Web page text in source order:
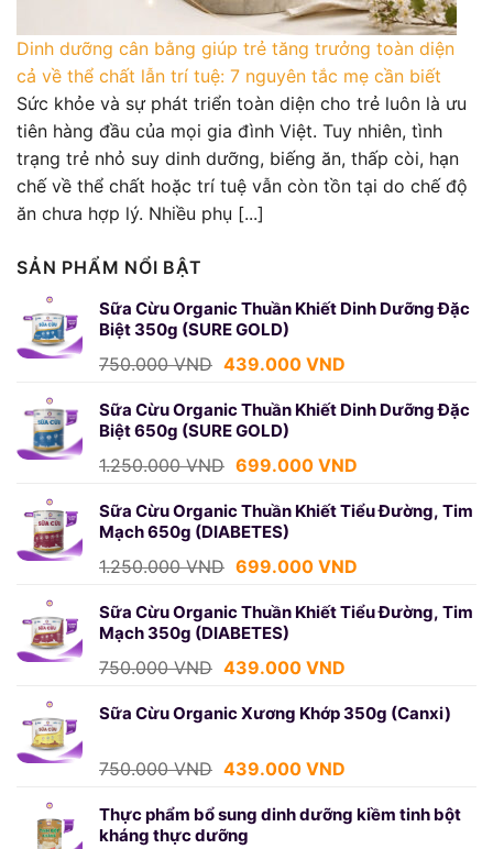
Dinh dưỡng cân bằng giúp trẻ tăng trưởng toàn diện
cả về thể chất lẫn trí tuệ: 7 nguyên tắc mẹ cần biết
Sức khỏe và sự phát triển toàn diện cho trẻ luôn là ưu
tiên hàng đầu của mọi gia đình Việt. Tuy nhiên, tình
trạng trẻ nhỏ suy dinh dưỡng, biếng ăn, thấp còi, hạn
chế về thể chất hoặc trí tuệ vẫn còn tồn tại do chế độ
ăn chưa hợp lý. Nhiều phụ [...]
SẢN PHẨM NỔI BẬT
Sữa Cừu Organic Thuần Khiết Dinh Dưỡng Đặc
Biệt 350g (SURE GOLD)
750.000VND Giá
là:
750.000 VND.
439.000 VNDGiá
tại
439.000 VND.
Sữa Cừu Organic Thuần Khiết Dinh Dưỡng Đặc
Biệt 650g (SURE GOLD)
1.250.000VND Giá
là:
1.250.000 VND.
699.000 VNDGiá
tại
Sữa Cừu Organic Thuần Khiết Tiểu Đường, Tim
Mạch 650g (DIABETES)
1.250.000VND Giá
là:
1.250.000 VND.
699.000 VNDGiá
tại
Sữa Cừu Organic Thuần Khiết Tiểu Đường, Tim
Mạch 350g (DIABETES)
750.000VND Giá
là:
439.000 VNDGiá
tại
Sữa Cừu Organic Xương Khớp 350g (Canxi)
750.000VND Giá
là:
750.000 VND.
439.000 VNDGiá
tại
Thực phẩm bổ sung dinh dưỡng kiềm tinh bột
kháng thực dưỡng